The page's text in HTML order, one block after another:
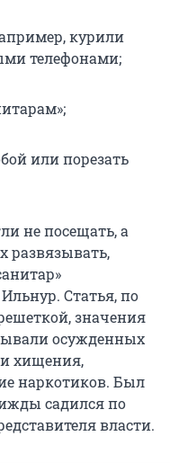
курили
телефонами;
или порезать
не посещать, а
развязывать,
Статья, по
значения
осужденных
хищения,
наркотиков. Был
садился по
власти.